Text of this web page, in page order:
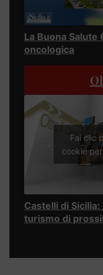
La Buona
oncologica
Fai clic
cookie
Castelli di Sicilia:
turismo di